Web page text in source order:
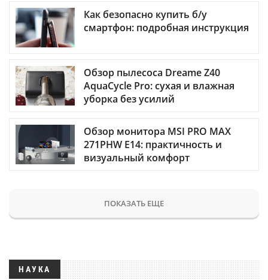
Как безопасно купить б/у
смартфон: подробная инструкция
Обзор пылесоса Dreame Z40
AquaCycle Pro: сухая и влажная
уборка без усилий
Обзор монитора MSI PRO MAX
271PHW E14: практичность и
визуальный комфорт
ПОКАЗАТЬ ЕЩЕ
НАУКА